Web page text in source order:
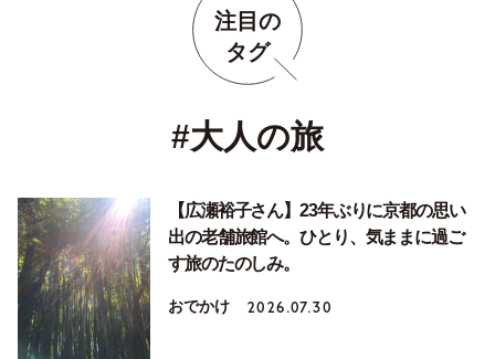
注目の
タグ
#大人の旅
【広瀬裕子さん】23年ぶりに京都の思い
出の老舗旅館へ。ひとり、気ままに過ご
す旅のたのしみ。
おでかけ 2026.07.30